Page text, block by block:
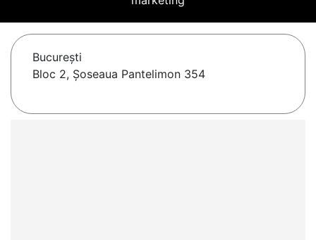
Bucureşti
Bloc 2, Șoseaua Pantelimon 354